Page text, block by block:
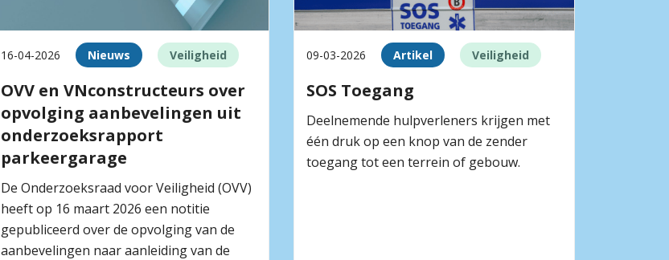
16-04-2026 Nieuws Veiligheid
OVV en VNconstructeurs over
opvolging aanbevelingen uit
onderzoeksrapport
parkeergarage
De Onderzoeksraad voor Veiligheid (OVV)
heeft op 16 maart 2026 een notitie
gepubliceerd over de opvolging van de
aanbevelingen naar aanleiding van de
09-03-2026 Artikel Veiligheid
SOS Toegang
Deelnemende hulpverleners krijgen met
één druk op een knop van de zender
toegang tot een terrein of gebouw.